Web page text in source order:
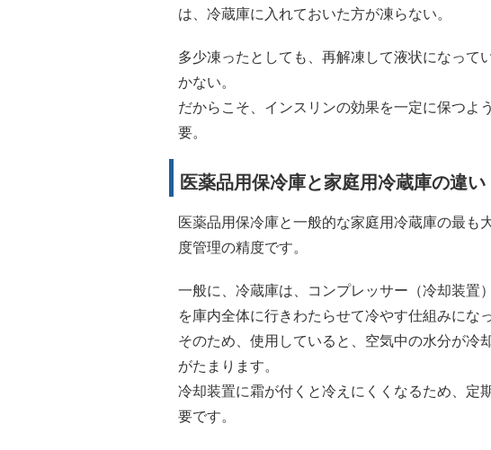
は、冷蔵庫に入れておいた方が凍らない。
多少凍ったとしても、再解凍して液状になって
かない。
だからこそ、インスリンの効果を一定に保つよ
要。
医薬品用保冷庫と家庭用冷蔵庫の違い
医薬品用保冷庫と一般的な家庭用冷蔵庫の最も
度管理の精度です。
一般に、冷蔵庫は、コンプレッサー（冷却装置
を庫内全体に行きわたらせて冷やす仕組みにな
そのため、使用していると、空気中の水分が冷
がたまります。
冷却装置に霜が付くと冷えにくくなるため、定
要です。